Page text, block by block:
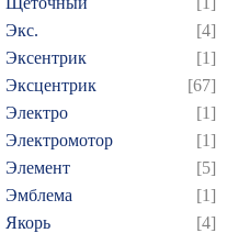
Экс.
[4]
Эксентрик
[1]
Эксцентрик
[67]
Электро
[1]
Электромотор
[1]
Элемент
[5]
Эмблема
[1]
Якорь
[4]